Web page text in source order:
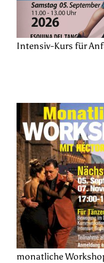
Intensiv-Kurs für
monatliche